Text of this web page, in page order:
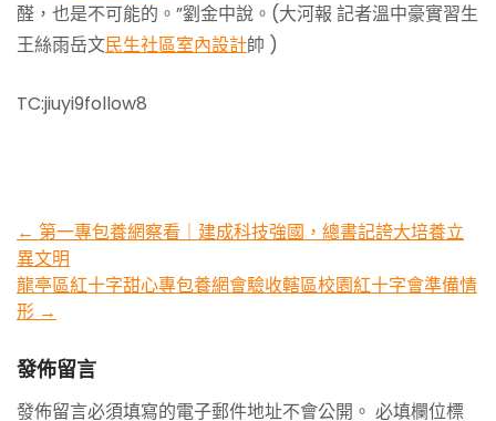
醛，也是不可能的。”劉金中說。(大河報 記者溫中豪實習生
王絲雨岳文民生社區室內設計帥 )
TC:jiuyi9follow8
Post
navigation
← 第一專包養網察看｜建成科技強國，總書記誇大培養立
異文明
龍亭區紅十字甜心專包養網會驗收轄區校園紅十字會準備情
形 →
發佈留言
發佈留言必須填寫的電子郵件地址不會公開。 必填欄位標